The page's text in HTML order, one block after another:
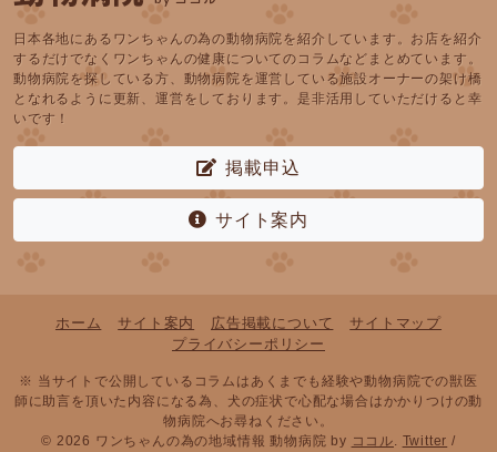
日本各地にあるワンちゃんの為の動物病院を紹介しています。お店を紹介
するだけでなくワンちゃんの健康についてのコラムなどまとめています。
動物病院を探している方、動物病院を運営している施設オーナーの架け橋
となれるように更新、運営をしております。是非活用していただけると幸
いです！
掲載申込
サイト案内
ホーム サイト案内 広告掲載について
サイトマップ
プライバシーポリシー
※ 当サイトで公開しているコラムはあくまでも経験や動物病院での獣医
師に助言を頂いた内容になる為、犬の症状で心配な場合はかかりつけの動
物病院へお尋ねください。
© 2026 ワンちゃんの為の地域情報 動物病院 by ココル. Twitter /